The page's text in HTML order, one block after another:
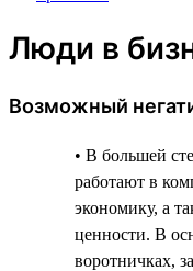
Люди в
Возможный
• В большей
работают в
экономику, а
ценности. В
воротничках,